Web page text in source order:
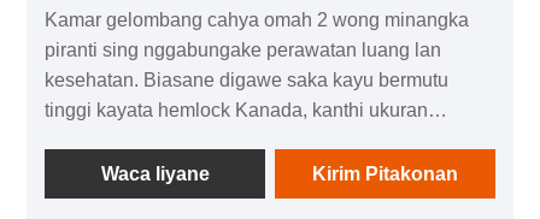
Kamar gelombang cahya omah 2 wong minangka
piranti sing nggabungake perawatan luang lan
kesehatan. Biasane digawe saka kayu bermutu
tinggi kayata hemlock Kanada, kanthi ukuran
nikmati ing wektu sing padha. Iki nggunakake
prinsip radiasi infra merah adoh lan nyimulasi
Waca liyane Kirim Pitakonan